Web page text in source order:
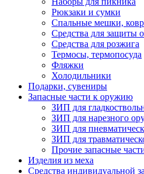
Рюкзаки и сумки
Спальные мешки,
Средства для защиты
Средства для розжига
Термосы, термопосуда
Фляжки
Холодильники
Подарки, сувениры
Запасные части к оружию
ЗИП для
ЗИП для нарезного
ЗИП для
ЗИП для
Прочие запасные
Изделия из меха
Средства индивидуальной